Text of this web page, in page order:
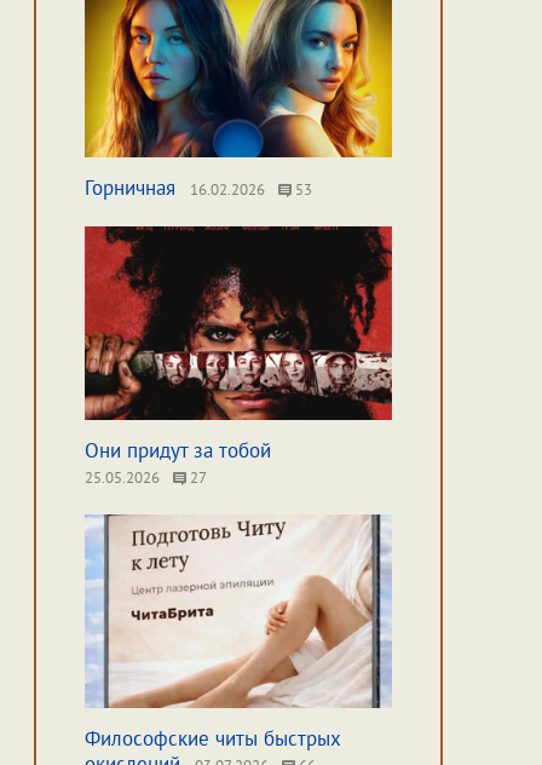
Горничная 16.02.2026 53
Они придут за тобой
25.05.2026 27
Философские читы быстрых